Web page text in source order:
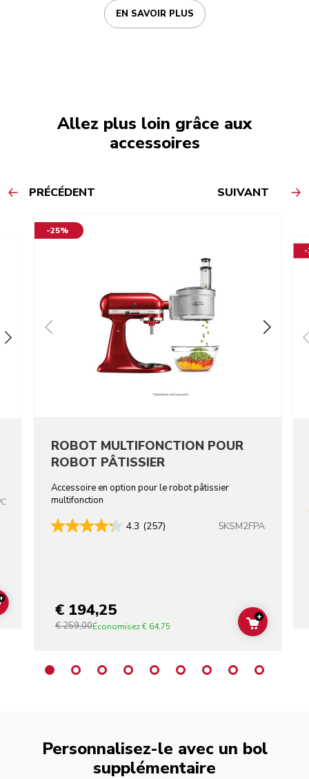
EN SAVOIR PLUS
Allez plus loin grâce aux
accessoires
PRÉCÉDENT SUIVANT
ADD TO CART
-25%
ROBOT MULTIFONCTION POUR
ROBOT PÂTISSIER
Accessoire en option pour le robot pâtissier
multifonction
4.3 (257) 5KSM2FPA
€ 194,25
€ 259,00Économisez€ 64,75 ADD TO
+
-
Personnalisez-le avec un bol
supplémentaire